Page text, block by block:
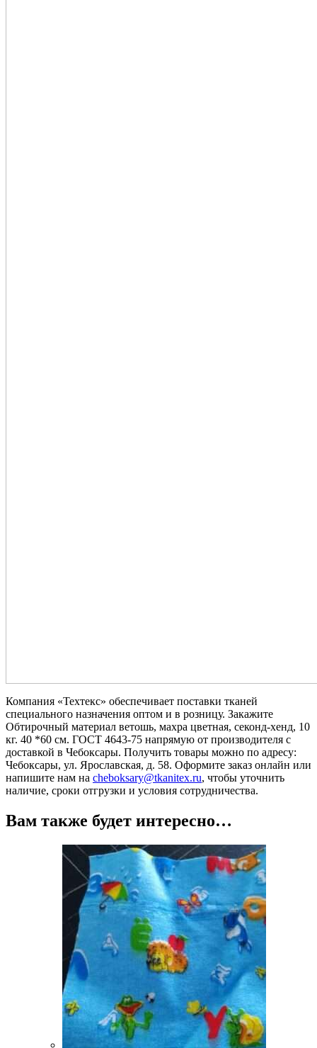
Компания «Техтекс» обеспечивает поставки тканей
специального назначения оптом и в розницу. Закажите
Обтирочный материал ветошь, махра цветная, секонд-хенд, 10
кг. 40 *60 см. ГОСТ 4643-75 напрямую от производителя с
доставкой в Чебоксары. Получить товары можно по адресу:
Чебоксары, ул. Ярославская, д. 58. Оформите заказ онлайн или
напишите нам на cheboksary@tkanitex.ru, чтобы уточнить
наличие, сроки отгрузки и условия сотрудничества.
Вам также будет интересно…